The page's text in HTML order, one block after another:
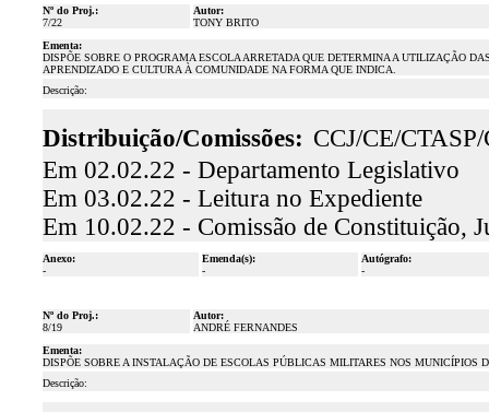
Nº do Proj.:
7/22
Autor:
TONY BRITO
Ementa:
DISPÕE SOBRE O PROGRAMA ESCOLA ARRETADA QUE DETERMINA A UTILIZAÇÃO
APRENDIZADO E CULTURA À COMUNIDADE NA FORMA QUE INDICA.
Descrição:
Distribuição/Comissões: CCJ/CE/
Em 02.02.22 - Departamento Legislativo
Em 03.02.22 - Leitura no Expediente
Em 10.02.22 - Comissão de Constituição,
Anexo:
-
Emenda(s):
-
Autógrafo:
-
Nº do Proj.:
8/19
Autor:
ANDRÉ FERNANDES
Ementa:
DISPÕE SOBRE A INSTALAÇÃO DE ESCOLAS PÚBLICAS MILITARES NOS
Descrição: